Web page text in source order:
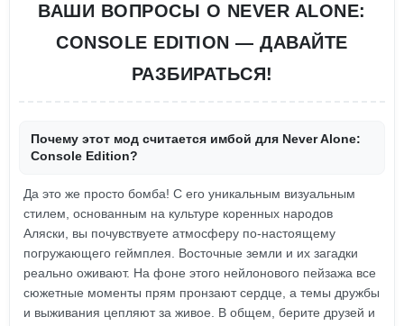
ВАШИ ВОПРОСЫ О NEVER ALONE:
CONSOLE EDITION — ДАВАЙТЕ
РАЗБИРАТЬСЯ!
Почему этот мод считается имбой для Never Alone:
Console Edition?
Да это же просто бомба! С его уникальным визуальным
стилем, основанным на культуре коренных народов
Аляски, вы почувствуете атмосферу по-настоящему
погружающего геймплея. Восточные земли и их загадки
реально оживают. На фоне этого нейлонового пейзажа все
сюжетные моменты прям пронзают сердце, а темы дружбы
и выживания цепляют за живое. В общем, берите друзей и